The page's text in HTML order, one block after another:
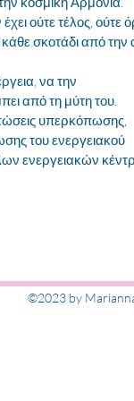
ούτε τέλος, ούτε
σκοτάδι από την
να την
από τη μύτη του.
υπερκόπωσης,
του ενεργειακού
ενεργειακών
©2023 by